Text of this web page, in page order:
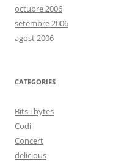
octubre 2006
setembre 2006
agost 2006
CATEGORIES
Bits i bytes
Codi
Concert
delicious